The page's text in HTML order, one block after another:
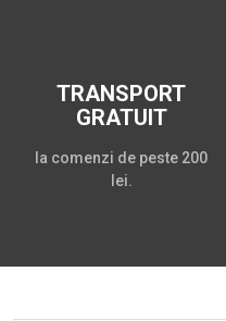
TRANSPORT
GRATUIT
la comenzi de peste 200
lei.